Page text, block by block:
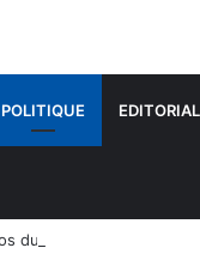
POLITIQUE EDITORIAL